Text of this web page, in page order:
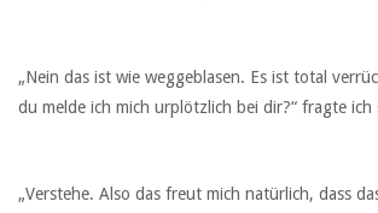
„Nein das ist wie weggeblasen. Es ist total
du melde ich mich urplötzlich bei dir?“ fragte ich
„Verstehe. Also das freut mich natürlich, dass